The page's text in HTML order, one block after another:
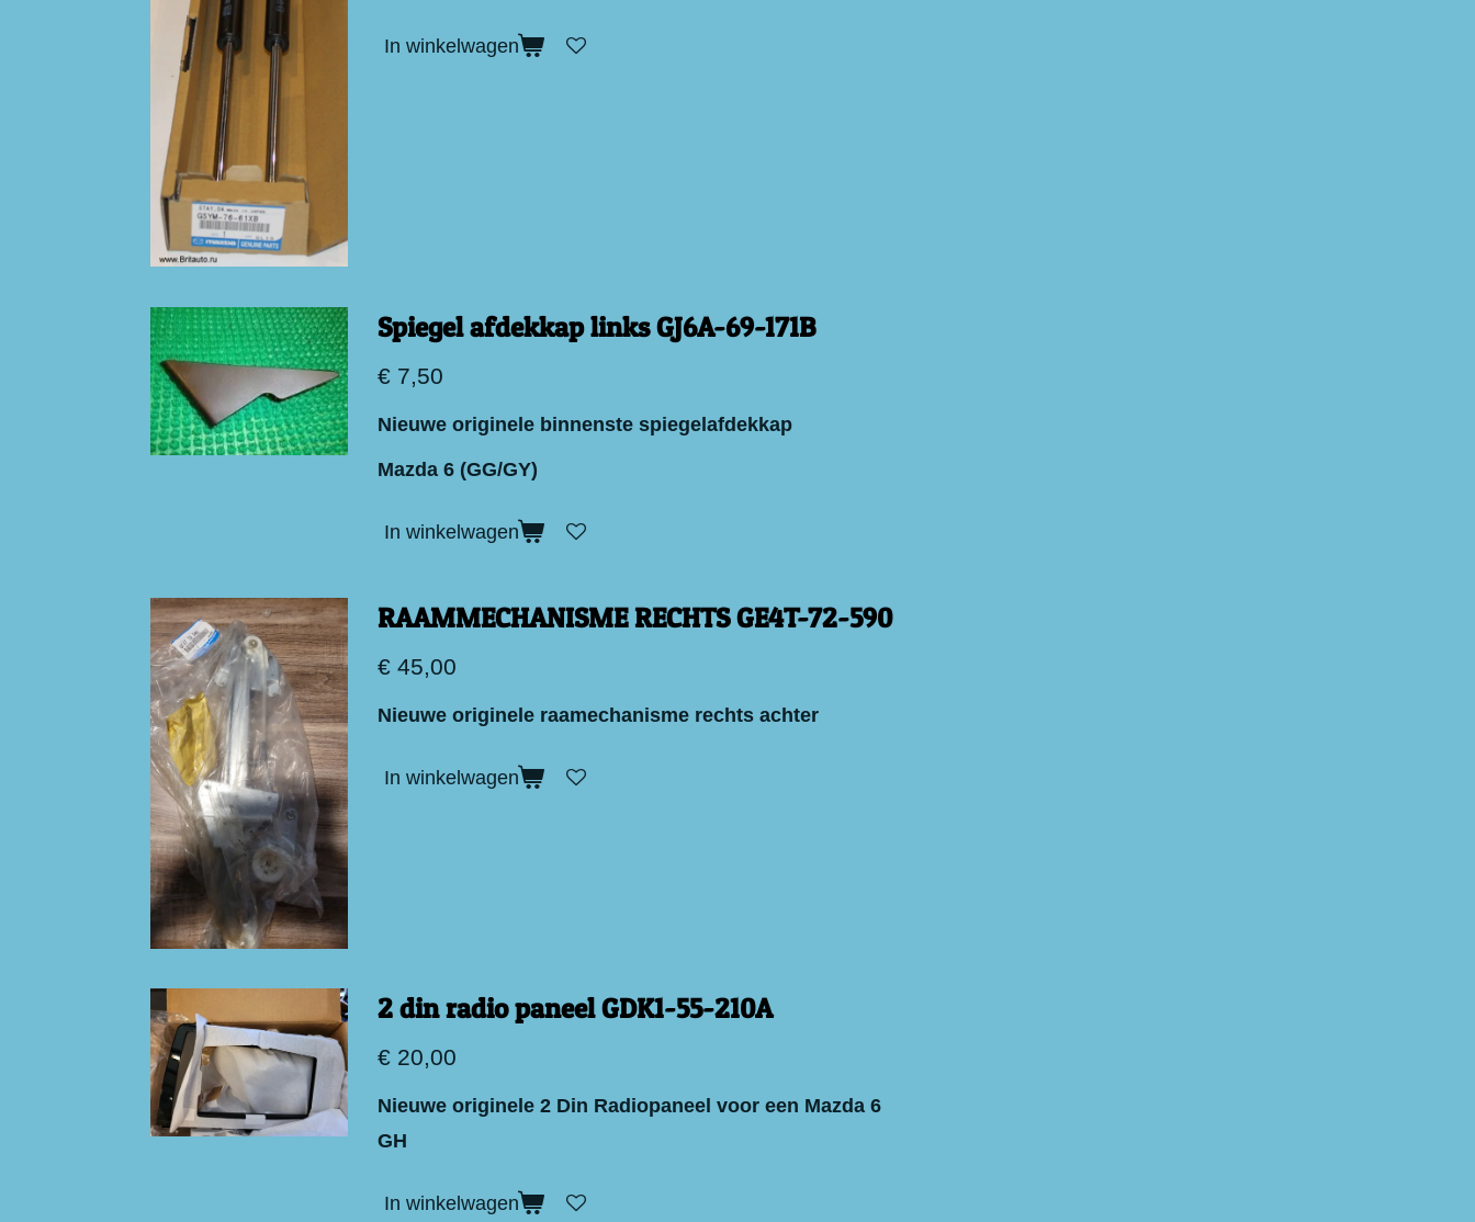
In winkelwagen
Spiegel afdekkap links GJ6A-69-171B
€ 7,50
Nieuwe originele binnenste spiegelafdekkap
Mazda 6 (GG/GY)
In winkelwagen
RAAMMECHANISME RECHTS GE4T-72-590
€ 45,00
Nieuwe originele raamechanisme rechts achter
In winkelwagen
2 din radio paneel GDK1-55-210A
€ 20,00
Nieuwe originele 2 Din Radiopaneel voor een Mazda 6
GH
In winkelwagen